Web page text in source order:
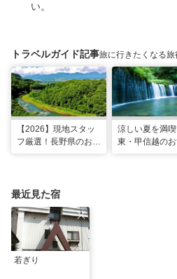
い。
トラベルガイド記事旅に行きたくなる
【2026】現地スタッ
フ厳選！長野県のおす
涼しい夏を満
東・甲信越の
最近見た宿
若ぎり